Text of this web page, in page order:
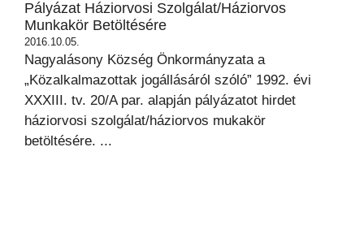
Pályázat Háziorvosi Szolgálat/háziorvos
Munkakör Betöltésére
2016.10.05.
Nagyalásony Község Önkormányzata a
„Közalkalmazottak jogállásáról szóló” 1992. évi
XXXIII. tv. 20/A par. alapján pályázatot hirdet
háziorvosi szolgálat/háziorvos mukakör
betöltésére. ...